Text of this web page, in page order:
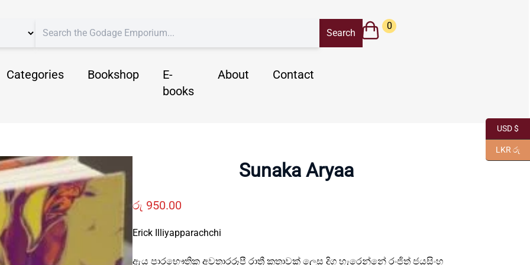
Categories Bookshop
E-
books
About Contact
0
Sunaka Aryaa
රු 950.00
Erick Illiyapparachchi
ඇය පාරභෞතික අවතාරරූපී රාත්‍රී කතාවක් ලෙස දිග හැරෙන්නේ රංජිත් ජයසිංහ
USD $
LKR රු